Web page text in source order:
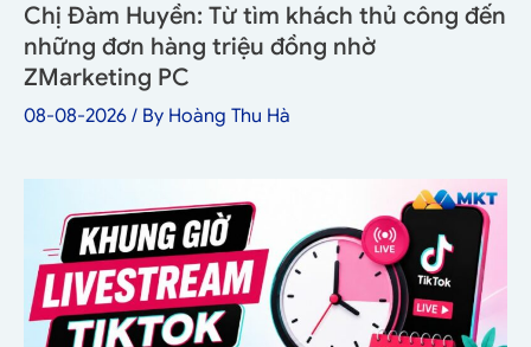
Chị Đàm Huyền: Từ tìm khách thủ công đến
những đơn hàng triệu đồng nhờ
ZMarketing PC
08-08-2026 / By Hoàng Thu Hà